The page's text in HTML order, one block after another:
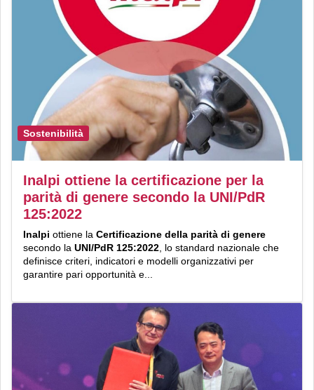
Sostenibilità
Inalpi ottiene la certificazione per la
parità di genere secondo la UNI/PdR
125:2022
Inalpi ottiene la Certificazione della parità di genere
secondo la UNI/PdR 125:2022 , lo standard nazionale che
definisce criteri, indicatori e modelli organizzativi per
garantire pari opportunità e...